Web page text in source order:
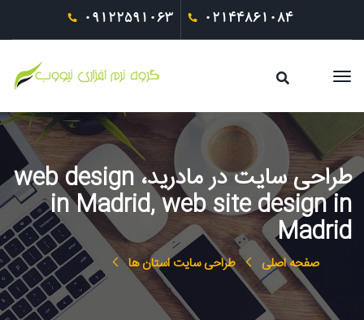
09122591063 02144861084
طراحی سایت در مادرید، web design
in Madrid, web site design in
Madrid
صفحه اصلی طراحی سایت استان ها